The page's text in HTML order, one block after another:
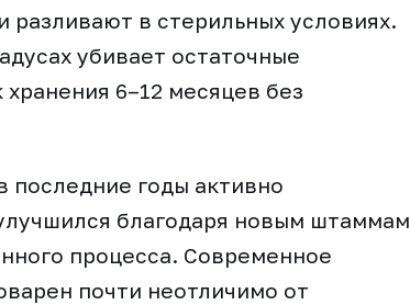
в стерильных условиях.
убивает остаточные
6–12 месяцев без
последние годы активно
благодаря новым штаммам
процесса. Современное
почти неотличимо от